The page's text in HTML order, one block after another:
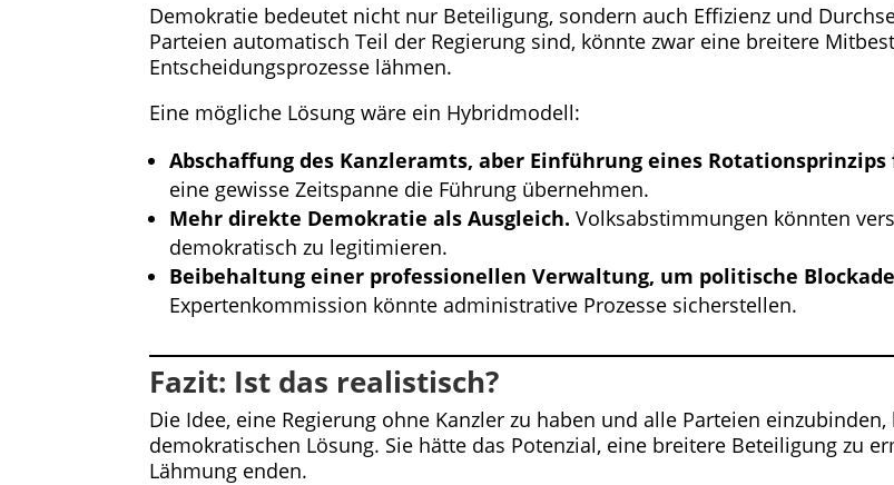
Demokratie bedeutet nicht nur Beteiligung, sondern auch Effizienz und
Parteien automatisch Teil der Regierung sind, könnte zwar eine breitere
Entscheidungsprozesse lähmen.
Eine mögliche Lösung wäre ein Hybridmodell:
Abschaffung des Kanzleramts, aber Einführung eines Rotationsprinzips
eine gewisse Zeitspanne die Führung übernehmen.
Mehr direkte Demokratie als Ausgleich. Volksabstimmungen könnten
demokratisch zu legitimieren.
Beibehaltung einer professionellen Verwaltung, um politische
Expertenkommission könnte administrative Prozesse sicherstellen.
Fazit: Ist das realistisch?
Die Idee, eine Regierung ohne Kanzler zu haben und alle Parteien
demokratischen Lösung. Sie hätte das Potenzial, eine breitere Beteiligung zu
Lähmung enden.